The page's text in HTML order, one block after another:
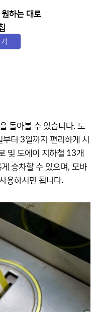
하는 대로
돌아볼 수 있습니다. 도
터 3일까지 편리하게 시
및 도에이 지하철 13개
승차할 수 있으며, 모바
용하시면 됩니다.